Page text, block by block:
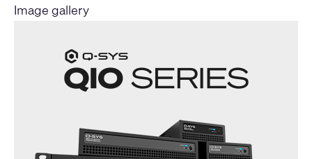
Image gallery